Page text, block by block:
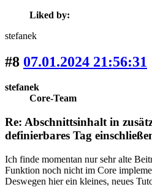
Liked by:
stefanek
#8 07.01.2024 21:56:31
stefanek
Core-Team
Re: Abschnittsinhalt in
definierbares Tag
Ich finde momentan nur sehr alte
Funktion noch nicht im Core
Deswegen hier ein kleines, neues